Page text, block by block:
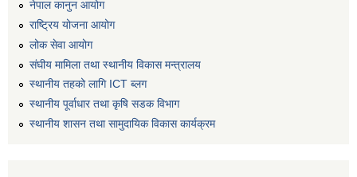
नेपाल कानुन आयोग
राष्ट्रिय योजना आयोग
लोक सेवा आयोग
संघीय मामिला तथा स्थानीय विकास मन्त्रालय
स्थानीय तहको लागि ICT ब्लग
स्थानीय पूर्वाधार तथा कृषि सडक विभाग
स्थानीय शासन तथा सामुदायिक विकास कार्यक्रम